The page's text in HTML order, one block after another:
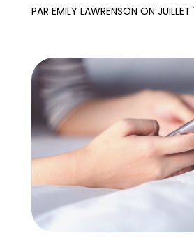
PAR EMILY LAWRENSON ON